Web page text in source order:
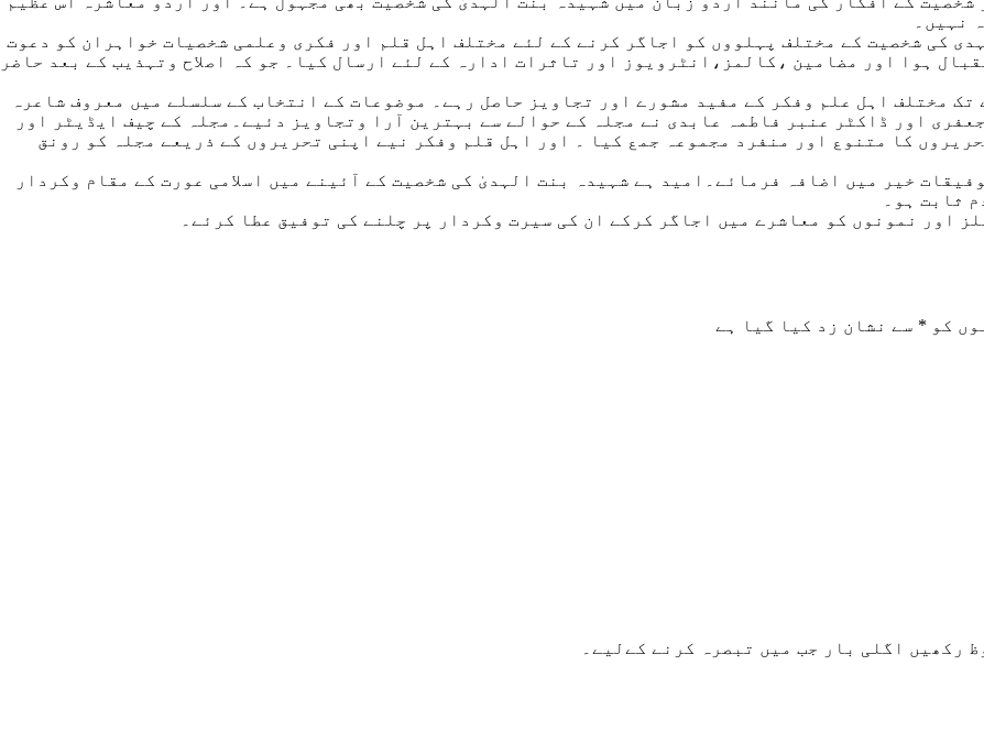
نہیں۔
کی شخصیت کے مختلف پہلووں کو اجاگر کرنے کے لئے مختلف اہل قلم اور فکری وعلمی شخصیات خواہران کو دعوت
ہوا اور مضامین ،کالمز،انٹرویوز اور تاثرات ادارہ کے لئے ارسال کیا۔ جو کہ اصلاح وتہذیب کے بعد حاضر
مختلف اہل علم وفکر کے مفید مشورے اور تجاویز حاصل رہے۔ موضوعات کے انتخاب کے سلسلے میں معروف شاعرہ
اور ڈاکٹر عنبر فاطمہ عابدی نے مجلہ کے حوالے سے بہترین آرا وتجاویز دئیے۔مجلہ کے چیف ایڈیٹر اور
کا متنوع اور منفرد مجموعہ جمع کیا ۔ اور اہل قلم وفکر نیے اپنی تحریروں کے ذریعے مجلہ کو رونق
خیر میں اضافہ فرمائے۔امید ہے شہیدہ بنت الہدیٰ کی شخصیت کے آئینے میں اسلامی عورت کے مقام وکردار
ثابت ہو۔
اور نمونوں کو معاشرے میں اجاگر کرکے ان کی سیرت وکردار پر چلنے کی توفیق عطا کرئے۔
کو * سے نشان زد کیا گیا ہے
رکھیں اگلی بار جب میں تبصرہ کرنے کےلیے۔